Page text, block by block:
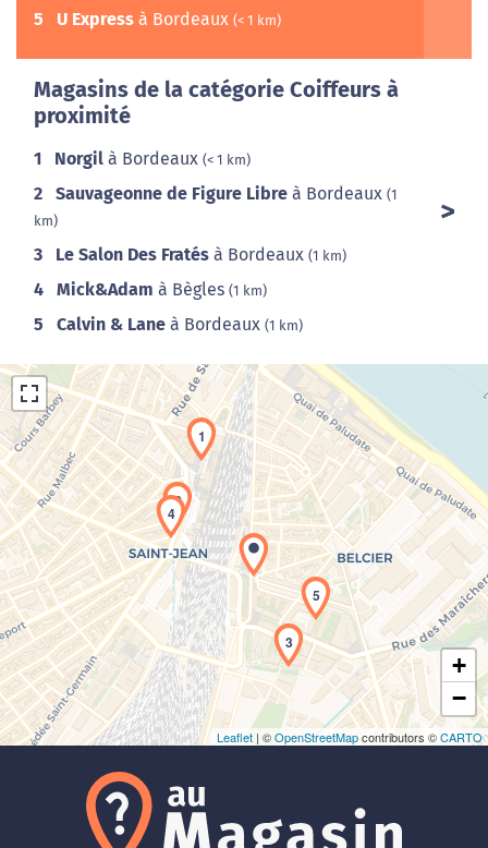
5 U Express à Bordeaux (< 1 km)
Magasins de la catégorie Coiffeurs à
proximité
1 Norgil à Bordeaux (< 1 km)
2 Sauvageonne de Figure Libre à Bordeaux (1
km)
3 Le Salon Des Fratés à Bordeaux (1 km)
4 Mick&Adam à Bègles (1 km)
5 Calvin & Lane à Bordeaux (1 km)
Chargement de la carte en cours...
1
2
3
4
5
+
−
Leaflet | ©OpenStreetMapcontributors ©CARTO